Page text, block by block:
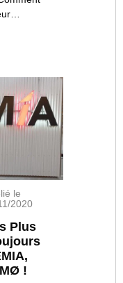
le
2020
Plus
!